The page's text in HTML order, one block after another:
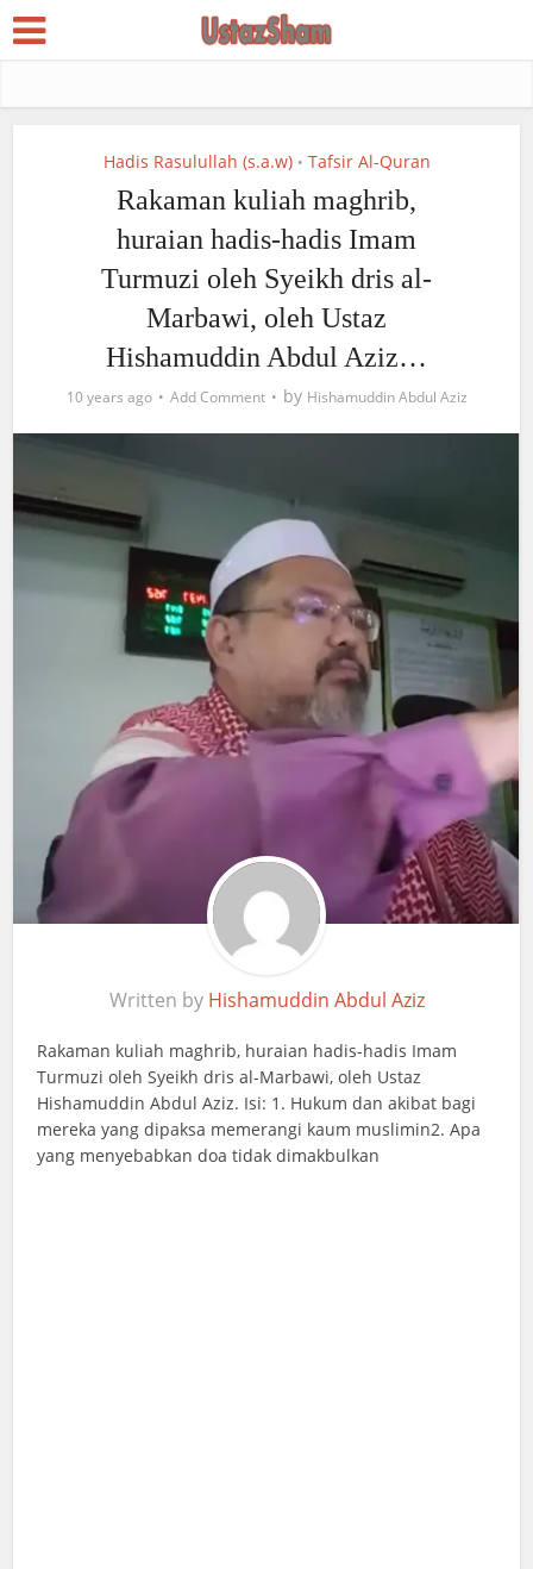
Hadis Rasulullah (s.a.w) • Tafsir Al-Quran
Rakaman kuliah maghrib,
huraian hadis-hadis Imam
Turmuzi oleh Syeikh dris al-
Marbawi, oleh Ustaz
Hishamuddin Abdul Aziz…
10 years ago Add Comment by Hishamuddin Abdul Aziz
Written by Hishamuddin Abdul Aziz
Rakaman kuliah maghrib, huraian hadis-hadis Imam
Turmuzi oleh Syeikh dris al-Marbawi, oleh Ustaz
Hishamuddin Abdul Aziz. Isi: 1. Hukum dan akibat bagi
mereka yang dipaksa memerangi kaum muslimin2. Apa
yang menyebabkan doa tidak dimakbulkan